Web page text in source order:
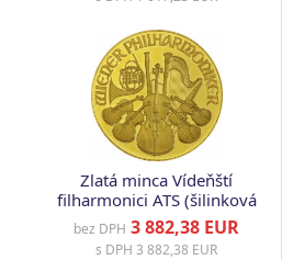
Zlatá minca Vídeňští
filharmonici ATS (šilinková
ražba), 1 oz
bez DPH 3 882,38 EUR
s DPH 3 882,38 EUR